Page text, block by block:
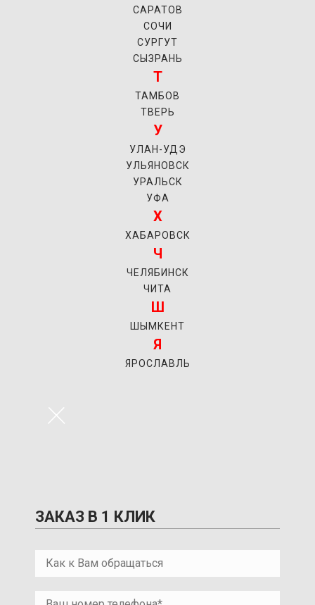
САРАТОВ
СОЧИ
СУРГУТ
СЫЗРАНЬ
Т
ТАМБОВ
ТВЕРЬ
У
УЛАН-УДЭ
УЛЬЯНОВСК
УРАЛЬСК
УФА
Х
ХАБАРОВСК
Ч
ЧЕЛЯБИНСК
ЧИТА
Ш
ШЫМКЕНТ
Я
ЯРОСЛАВЛЬ
×
ЗАКАЗ В 1 КЛИК